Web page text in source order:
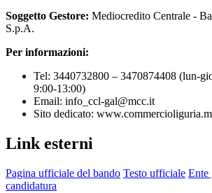
Soggetto Gestore: Mediocredito Centrale -
S.p.A.
Per informazioni:
Tel: 3440732800 – 3470874408 (lun-
9:00-13:00)
Email: info_ccl-gal@mcc.it
Sito dedicato:
Link esterni
Pagina ufficiale del bando Testo ufficiale Ente
candidatura